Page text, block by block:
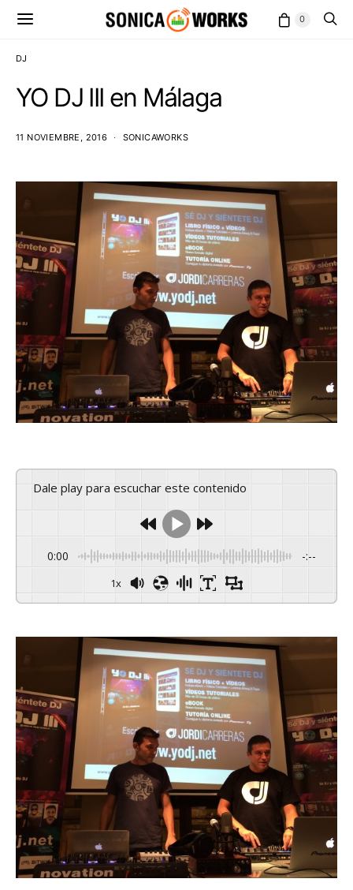
0
DJ
YO DJ III en Málaga
11 NOVIEMBRE, 2016 SONICAWORKS
Dale play para escuchar este contenido
0:00 -:--
1x